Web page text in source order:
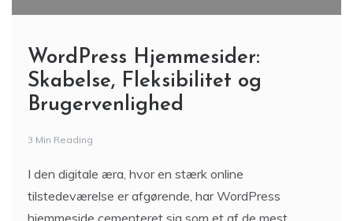
WordPress Hjemmesider:
Skabelse, Fleksibilitet og
Brugervenlighed
3 Min Reading
I den digitale æra, hvor en stærk online
tilstedeværelse er afgørende, har WordPress
hjemmeside cementeret sig som et af de mest